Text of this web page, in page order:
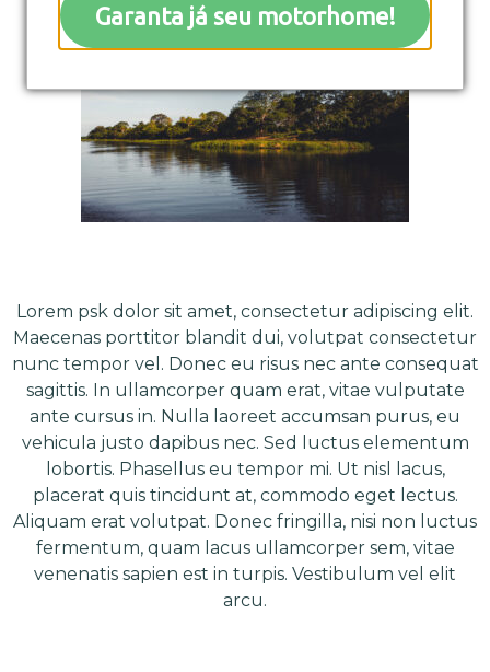
Garanta já seu motorhome!
Lorem psk dolor sit amet, consectetur adipiscing elit.
Maecenas porttitor blandit dui, volutpat consectetur
nunc tempor vel. Donec eu risus nec ante consequat
sagittis. In ullamcorper quam erat, vitae vulputate
ante cursus in. Nulla laoreet accumsan purus, eu
vehicula justo dapibus nec. Sed luctus elementum
lobortis. Phasellus eu tempor mi. Ut nisl lacus,
placerat quis tincidunt at, commodo eget lectus.
Aliquam erat volutpat. Donec fringilla, nisi non luctus
fermentum, quam lacus ullamcorper sem, vitae
venenatis sapien est in turpis. Vestibulum vel elit
arcu.